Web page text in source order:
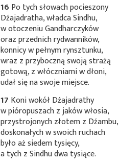
16 Po tych słowach pocieszony
Dźajadratha, władca Sindhu,
w otoczeniu Gandharczyków
oraz przednich rydwanników,
konnicy w pełnym rynsztunku,
wraz z przyboczną swoją strażą
gotową, z włóczniami w dłoni,
udał się na swoje miejsce.
17 Koni wokół Dźajadrathy
w pióropuszach z jaków włosia,
przystrojonych złotem z Dźambu,
doskonałych w swoich ruchach
było aż siedem tysięcy,
a tych z Sindhu dwa tysiące.